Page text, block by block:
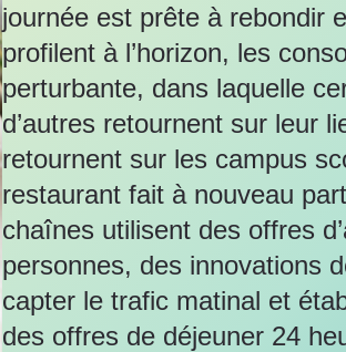
journée est prête à rebondir
profilent à l’horizon, les
perturbante, dans laquelle
d’autres retournent sur leur
retournent sur les campus
restaurant fait à nouveau
chaînes utilisent des offres
personnes, des innovations
capter le trafic matinal et
des offres de déjeuner 24